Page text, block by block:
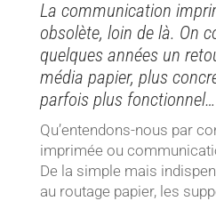
La communication
obsolète, loin de là. On
quelques années un
média papier, plus
parfois plus fonctionnel…
Qu’entendons-nous par
imprimée ou
De la simple mais
au routage papier, les